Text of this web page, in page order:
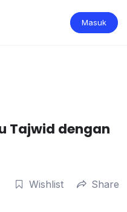
Masuk
Tajwid dengan
Wishlist Share